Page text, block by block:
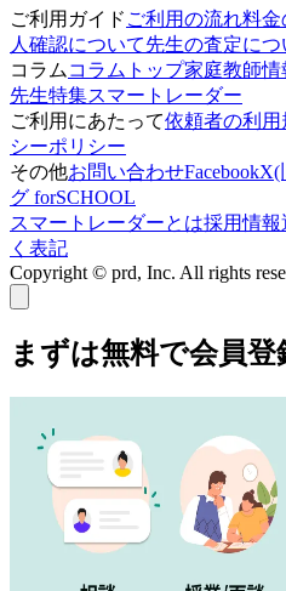
ご利用ガイド ご利用の流れ料金
人確認について先生の査定につ
コラム コラムトップ家庭教師情
先生特集スマートレーダー
ご利用にあたって依頼者の利用
シーポリシー
その他お問い合わせFacebookX(
グ forSCHOOL
スマートレーダーとは採用情報
く表記
Copyright © prd, Inc. All rights
まずは無料で会員登